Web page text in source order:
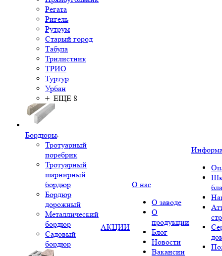
Регата
Ригель
Рутрум
Старый город
Табула
Трилистник
ТРИО
Туртур
Урбан
+ ЕЩЕ 8
Бордюры
Тротуарный
поребрик
Тротуарный
шарнирный
бордюр
Бордюр
дорожный
Металлический
бордюр
Садовый
бордюр
АКЦИИ
О нас
О заводе
О
продукции
Блог
Новости
Вакансии